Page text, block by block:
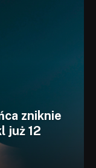
zniknie
już 12